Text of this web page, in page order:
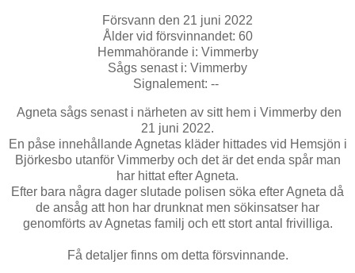
Försvann den 21 juni 2022
Ålder vid försvinnandet: 60
Hemmahörande i: Vimmerby
Sågs senast i: Vimmerby
Signalement: --
Agneta sågs senast i närheten av sitt hem i Vimmerby den
21 juni 2022.
En påse innehållande Agnetas kläder hittades vid Hemsjön i
Björkesbo utanför Vimmerby och det är det enda spår man
har hittat efter Agneta.
Efter bara några dager slutade polisen söka efter Agneta då
de ansåg att hon har drunknat men sökinsatser har
genomförts av Agnetas familj och ett stort antal frivilliga.
Få detaljer finns om detta försvinnande.